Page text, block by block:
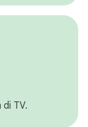
TV.